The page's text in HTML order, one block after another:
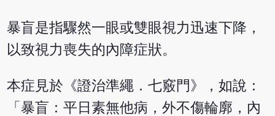
暴盲是指驟然一眼或雙眼視力迅速下降，
以致視力喪失的內障症狀。
本症見於《證治準繩．七竅門》，如說：
「暴盲：平日素無他病，外不傷輪廓，內